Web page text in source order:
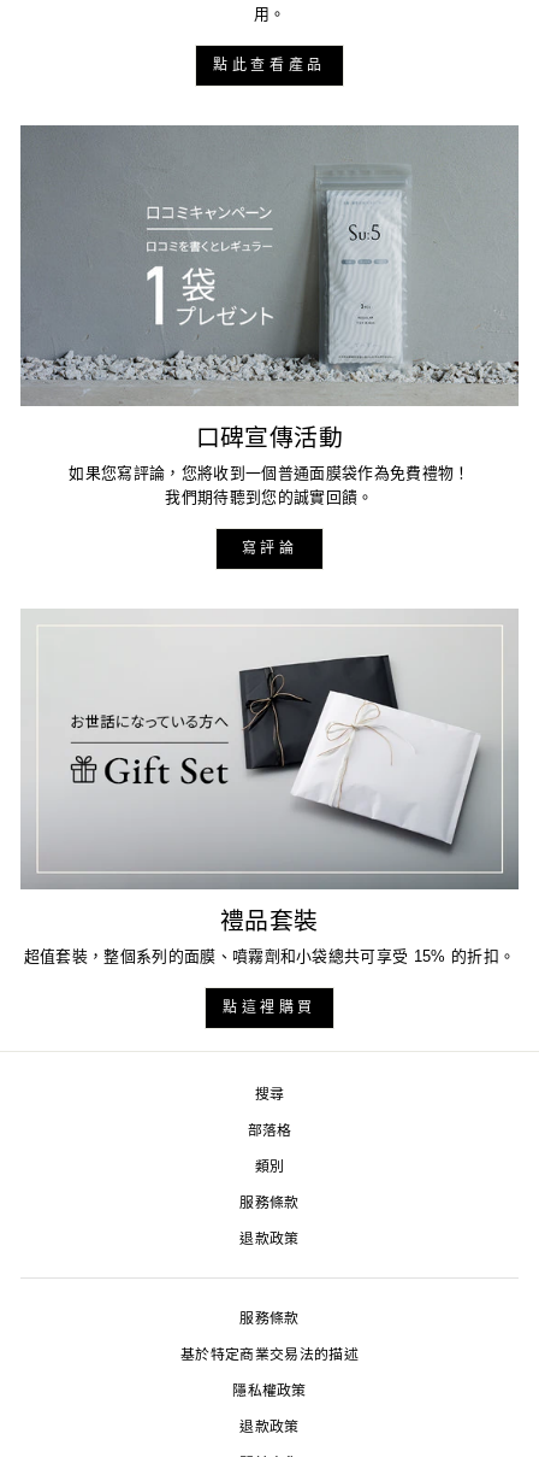
用。
點此查看產品
口碑宣傳活動
如果您寫評論，您將收到一個普通面膜袋作為免費禮物！
我們期待聽到您的誠實回饋。
寫評論
禮品套裝
超值套裝，整個系列的面膜、噴霧劑和小袋總共可享受 15% 的折扣。
點這裡購買
搜尋
部落格
類別
服務條款
退款政策
服務條款
基於特定商業交易法的描述
隱私權政策
退款政策